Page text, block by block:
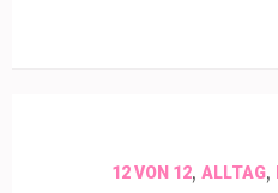
12 VON 12, ALLTAG,